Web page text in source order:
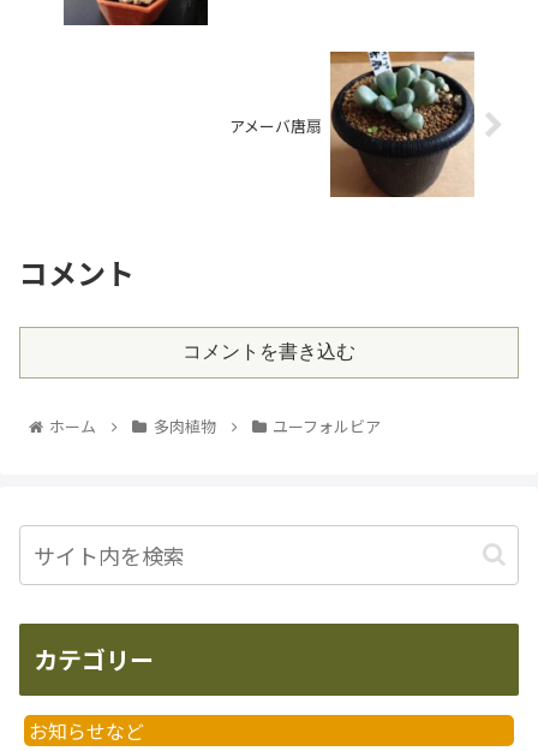
アメーバ唐扇
コメント
コメントを書き込む
ホーム 多肉植物 ユーフォルビア
カテゴリー
お知らせなど